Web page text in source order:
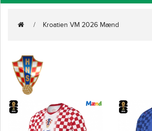
Kroatien VM 2026 Mænd